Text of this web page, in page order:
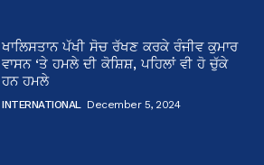
ਖਾਲਿਸਤਾਨ ਪੱਖੀ ਸੋਚ ਰੱਖਣ ਕਰਕੇ ਰੰਜੀਵ ਕੁਮਾਰ
ਵਾਸਨ ‘ਤੇ ਹਮਲੇ ਦੀ ਕੋਸ਼ਿਸ਼, ਪਹਿਲਾਂ ਵੀ ਹੋ ਚੁੱਕੇ
ਹਨ ਹਮਲੇ
INTERNATIONAL December 5, 2024